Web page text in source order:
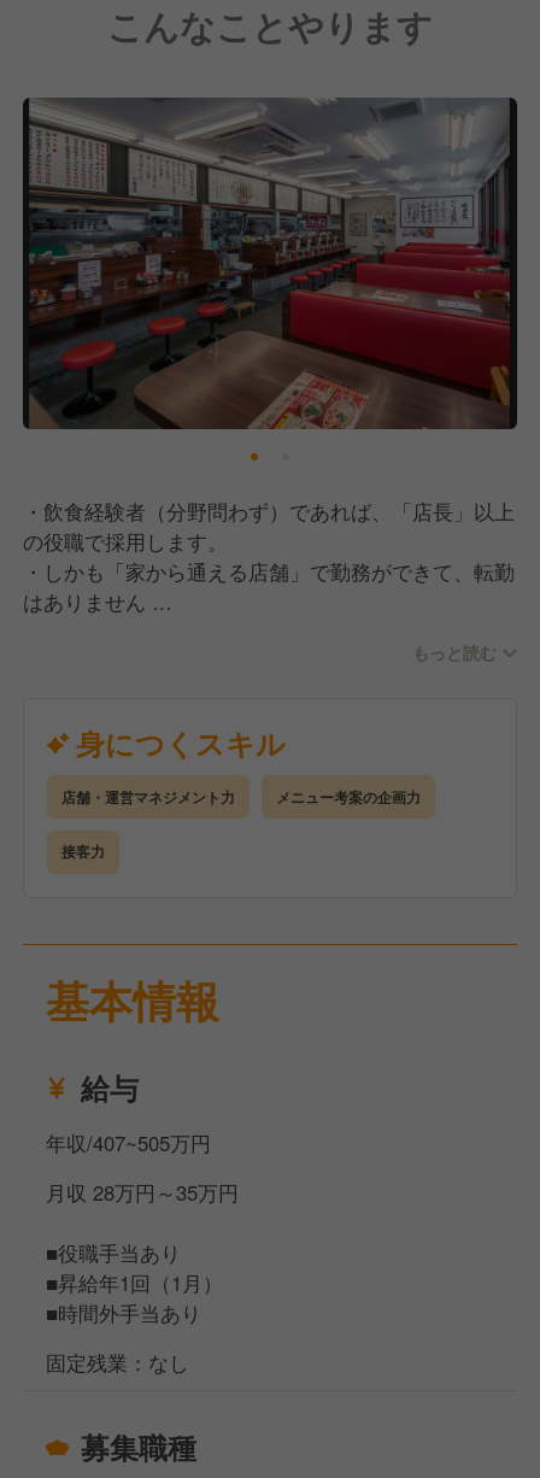
「魁力屋がないと困る」
苦しい時期にも粘り強く新規出店を続けてこれたの
は、こうしたお客さまの声があったからです。そんな
嬉しい声をさらに増やし、社員のみなさんがより活躍
し自己実現できる場所を作るためにも、全国700店舗
は必ず実現させます。100年続く外食企業を目指し
て、これからの魁力屋を一緒に作ってくれる方とお会
いできることを楽しみにしています。
こんなことやります
・飲食経験者（分野問わず）であれば、「店長」以上
の役職で採用します。
・しかも「家から通える店舗」で勤務ができて、転勤
はありません
＜キャリアステップイメージ ※（）内は未経験入社
□S店長
店長業務に加え、大型店・QSC（クオリティ・サー
ビス・クリンリネス）モデル店・複数店舗管理店長な
ど通常の店舗とは異なる任務も担当
▲
■店長（入社1年半～） ※今回の採用はここからスタ
▲
□時間帯責任者（入社1年目途）
帯の業務を担当
□リーダー（入社3カ月目途）
ト・アルバイトの方の育成を担当
□スタッフ
約3カ月の研修期間で、店舗内の全ポジションを経験
＜総合職（転勤あり）になれば、S店長以上も目指せ
ジャーや営業部長、本社管理部門などのポジションに
もっと読む
身につくスキル
店舗・運営マネジメント力 メニュー考案の企画力
接客力
基本情報
給与
年収/407~505万円
月収 28万円～35万円
■役職手当あり
■昇給年1回（1月）
■時間外手当あり
固定残業：なし
募集職種